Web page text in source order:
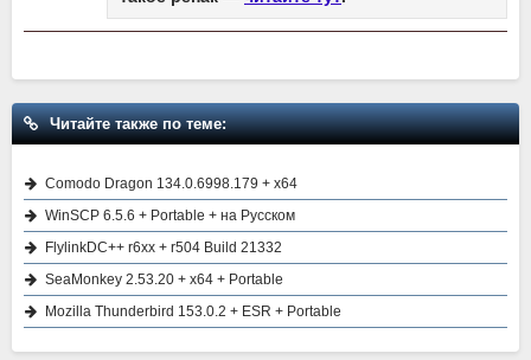
Читайте также по теме:
Comodo Dragon 134.0.6998.179 + x64
WinSCP 6.5.6 + Portable + на Русском
FlylinkDC++ r6xx + r504 Build 21332
SeaMonkey 2.53.20 + x64 + Portable
Mozilla Thunderbird 153.0.2 + ESR + Portable